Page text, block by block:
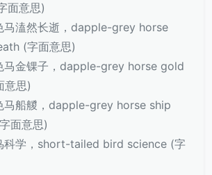
面意思)
马溘然长逝，dapple-grey horse
(字面意思)
马金锞子，dapple-grey horse gold
意思)
马船艐，dapple-grey horse ship
面意思)
科学，short-tailed bird science (字